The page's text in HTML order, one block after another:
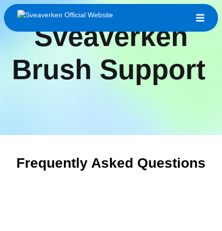
Sveaverken
Brush Support
Frequently Asked Questions